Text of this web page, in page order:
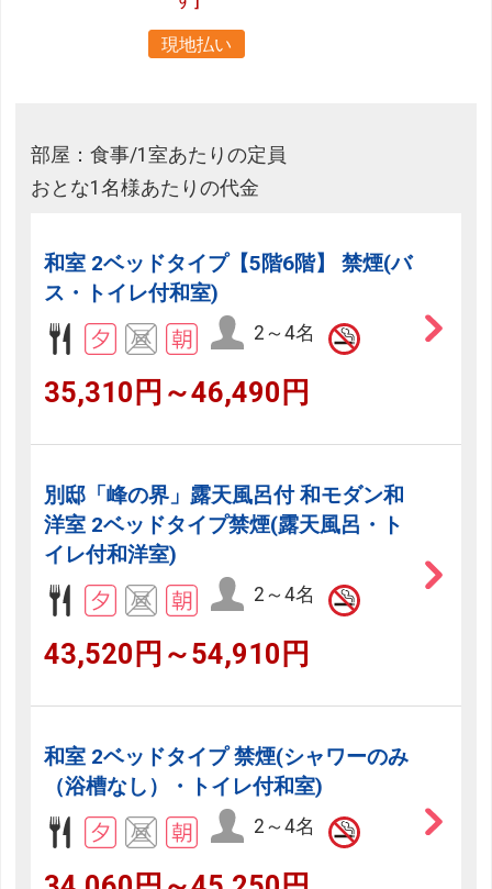
現地払い
部屋：食事/1室あたりの定員
おとな1名様あたりの代金
和室 2ベッドタイプ【5階6階】 禁煙(バ
ス・トイレ付和室)
2～4名
35,310円～46,490円
別邸「峰の界」露天風呂付 和モダン和
洋室 2ベッドタイプ禁煙(露天風呂・ト
イレ付和洋室)
2～4名
43,520円～54,910円
和室 2ベッドタイプ 禁煙(シャワーのみ
（浴槽なし）・トイレ付和室)
2～4名